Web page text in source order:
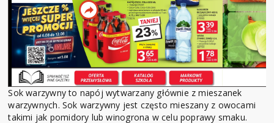
Sok warzywny to napój wytwarzany głównie z mieszanek
warzywnych. Sok warzywny jest często mieszany z owocami
takimi jak pomidory lub winogrona w celu poprawy smaku.